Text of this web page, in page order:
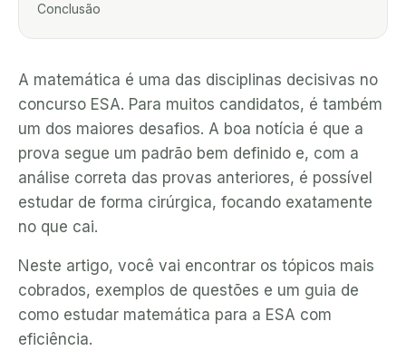
Conclusão
A matemática é uma das disciplinas decisivas no
concurso ESA. Para muitos candidatos, é também
um dos maiores desafios. A boa notícia é que a
prova segue um padrão bem definido e, com a
análise correta das provas anteriores, é possível
estudar de forma cirúrgica, focando exatamente
no que cai.
Neste artigo, você vai encontrar os tópicos mais
cobrados, exemplos de questões e um guia de
como estudar matemática para a ESA com
eficiência.